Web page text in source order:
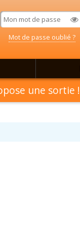
Mot de passe oublié ?
une sortie !